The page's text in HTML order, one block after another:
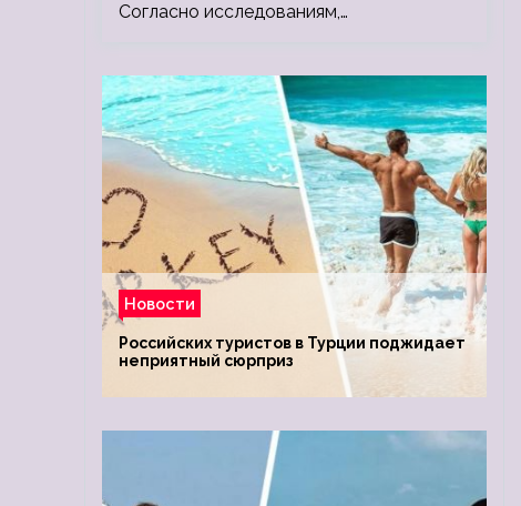
Согласно исследованиям,…
Новости
Российских туристов в Турции поджидает
неприятный сюрприз